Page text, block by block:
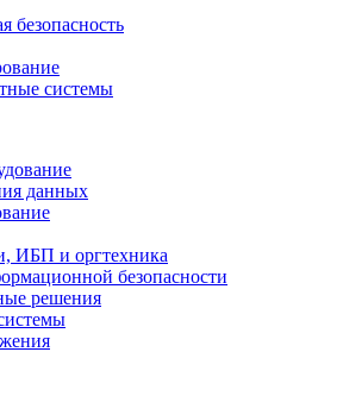
безопасность
системы
данных
ИБП и оргтехника
безопасности
решения